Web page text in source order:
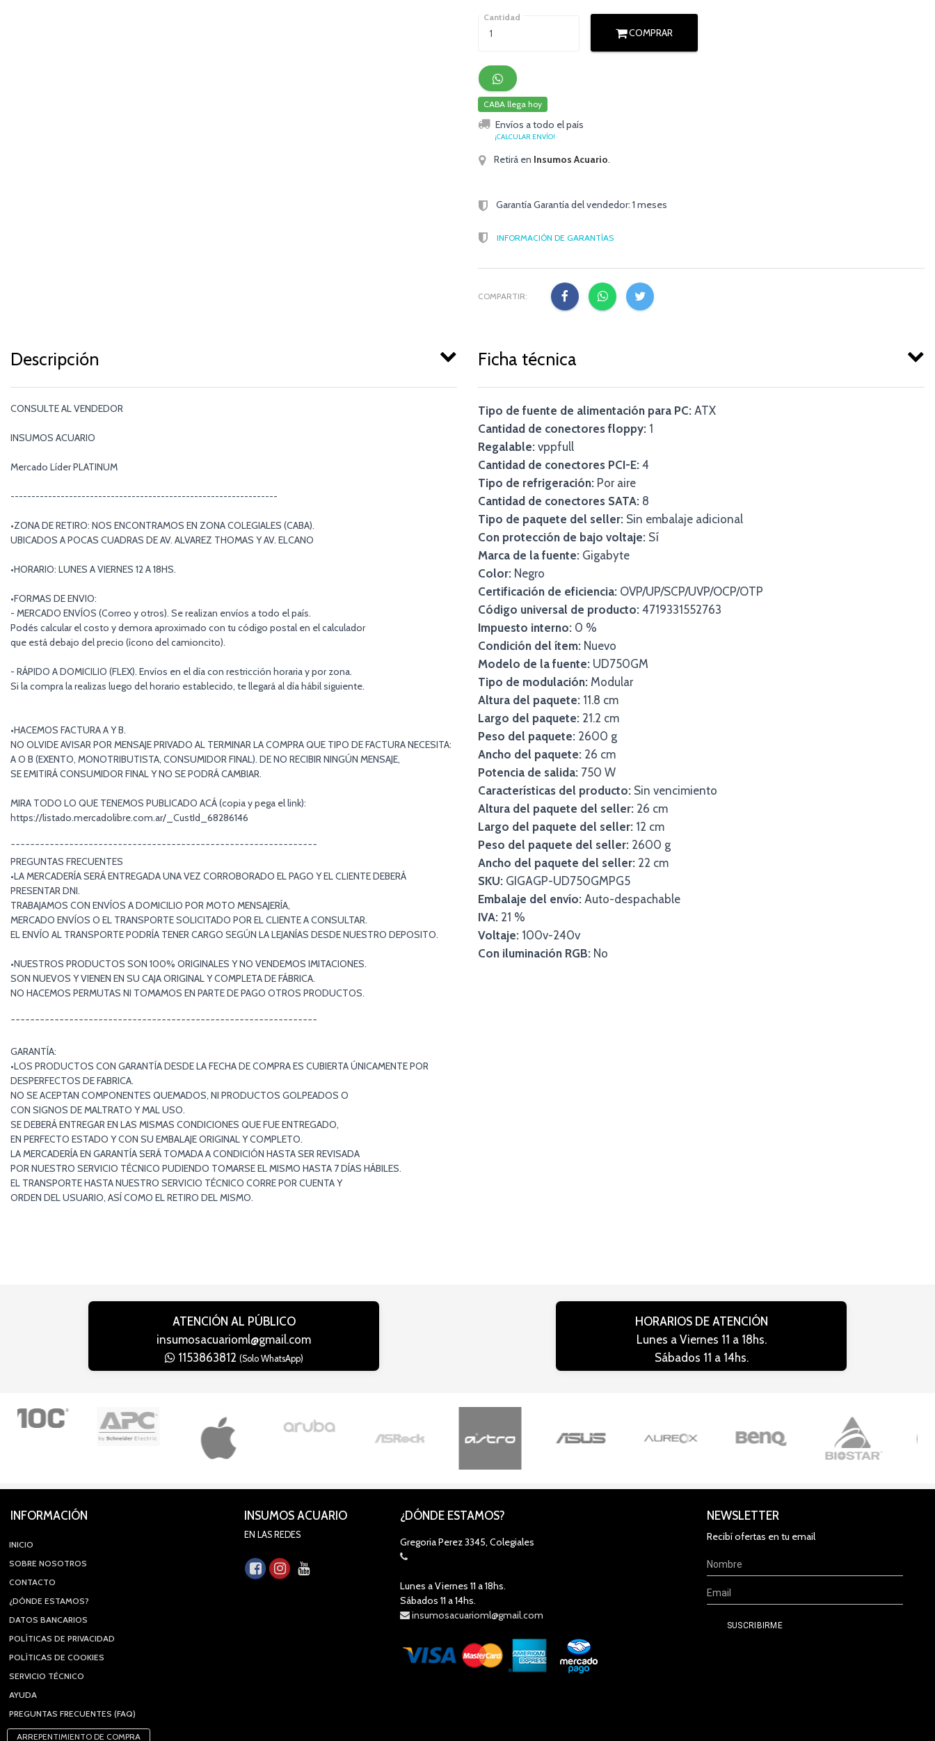
Cantidad
COMPRAR
CABA llega hoy
Envíos a todo el país
¡CALCULAR ENVÍO!
Retirá en Insumos Acuario.
Garantía Garantía del vendedor: 1 meses
INFORMACIÓN DE GARANTÍAS
COMPARTIR:
Descripción
CONSULTE AL VENDEDOR
INSUMOS ACUARIO
Mercado Líder PLATINUM
----------------------------------------------------------------
•ZONA DE RETIRO: NOS ENCONTRAMOS EN ZONA COLEGIALES (CABA).
UBICADOS A POCAS CUADRAS DE AV. ALVAREZ THOMAS Y AV. ELCANO
•HORARIO: LUNES A VIERNES 12 A 18HS.
•FORMAS DE ENVIO:
- MERCADO ENVÍOS (Correo y otros). Se realizan envíos a todo el país.
Podés calcular el costo y demora aproximado con tu código postal en el calculador
que está debajo del precio (ícono del camioncito).
- RÁPIDO A DOMICILIO (FLEX). Envíos en el día con restricción horaria y por zona.
Si la compra la realizas luego del horario establecido, te llegará al día hábil siguiente.
•HACEMOS FACTURA A Y B.
NO OLVIDE AVISAR POR MENSAJE PRIVADO AL TERMINAR LA COMPRA QUE TIPO DE FACTURA NECESITA:
A O B (EXENTO, MONOTRIBUTISTA, CONSUMIDOR FINAL). DE NO RECIBIR NINGÚN MENSAJE,
SE EMITIRÁ CONSUMIDOR FINAL Y NO SE PODRÁ CAMBIAR.
MIRA TODO LO QUE TENEMOS PUBLICADO ACÁ (copia y pega el link):
https://listado.mercadolibre.com.ar/_CustId_68286146
¯¯¯¯¯¯¯¯¯¯¯¯¯¯¯¯¯¯¯¯¯¯¯¯¯¯¯¯¯¯¯¯¯¯¯¯¯¯¯¯¯¯¯¯¯¯¯¯¯¯¯¯¯¯¯¯¯¯¯¯¯¯¯
PREGUNTAS FRECUENTES
•LA MERCADERÍA SERÁ ENTREGADA UNA VEZ CORROBORADO EL PAGO Y EL CLIENTE DEBERÁ
PRESENTAR DNI.
TRABAJAMOS CON ENVÍOS A DOMICILIO POR MOTO MENSAJERÍA,
MERCADO ENVÍOS O EL TRANSPORTE SOLICITADO POR EL CLIENTE A CONSULTAR.
EL ENVÍO AL TRANSPORTE PODRÍA TENER CARGO SEGÚN LA LEJANÍAS DESDE NUESTRO DEPOSITO.
•NUESTROS PRODUCTOS SON 100% ORIGINALES Y NO VENDEMOS IMITACIONES.
SON NUEVOS Y VIENEN EN SU CAJA ORIGINAL Y COMPLETA DE FÁBRICA.
NO HACEMOS PERMUTAS NI TOMAMOS EN PARTE DE PAGO OTROS PRODUCTOS.
¯¯¯¯¯¯¯¯¯¯¯¯¯¯¯¯¯¯¯¯¯¯¯¯¯¯¯¯¯¯¯¯¯¯¯¯¯¯¯¯¯¯¯¯¯¯¯¯¯¯¯¯¯¯¯¯¯¯¯¯¯¯¯
GARANTÍA:
•LOS PRODUCTOS CON GARANTÍA DESDE LA FECHA DE COMPRA ES CUBIERTA ÚNICAMENTE POR
DESPERFECTOS DE FABRICA.
NO SE ACEPTAN COMPONENTES QUEMADOS, NI PRODUCTOS GOLPEADOS O
CON SIGNOS DE MALTRATO Y MAL USO.
SE DEBERÁ ENTREGAR EN LAS MISMAS CONDICIONES QUE FUE ENTREGADO,
EN PERFECTO ESTADO Y CON SU EMBALAJE ORIGINAL Y COMPLETO.
LA MERCADERÍA EN GARANTÍA SERÁ TOMADA A CONDICIÓN HASTA SER REVISADA
POR NUESTRO SERVICIO TÉCNICO PUDIENDO TOMARSE EL MISMO HASTA 7 DÍAS HÁBILES.
EL TRANSPORTE HASTA NUESTRO SERVICIO TÉCNICO CORRE POR CUENTA Y
ORDEN DEL USUARIO, ASÍ COMO EL RETIRO DEL MISMO.
Ficha técnica
Tipo de fuente de alimentación para PC: ATX
Cantidad de conectores floppy: 1
Regalable: vppfull
Cantidad de conectores PCI-E: 4
Tipo de refrigeración: Por aire
Cantidad de conectores SATA: 8
Tipo de paquete del seller: Sin embalaje adicional
Con protección de bajo voltaje: Sí
Marca de la fuente: Gigabyte
Color: Negro
Certificación de eficiencia: OVP/UP/SCP/UVP/OCP/OTP
Código universal de producto: 4719331552763
Impuesto interno: 0 %
Condición del ítem: Nuevo
Modelo de la fuente: UD750GM
Tipo de modulación: Modular
Altura del paquete: 11.8 cm
Largo del paquete: 21.2 cm
Peso del paquete: 2600 g
Ancho del paquete: 26 cm
Potencia de salida: 750 W
Características del producto: Sin vencimiento
Altura del paquete del seller: 26 cm
Largo del paquete del seller: 12 cm
Peso del paquete del seller: 2600 g
Ancho del paquete del seller: 22 cm
SKU: GIGAGP-UD750GMPG5
Embalaje del envío: Auto-despachable
IVA: 21 %
Voltaje: 100v-240v
Con iluminación RGB: No
ATENCIÓN AL PÚBLICO
insumosacuarioml@gmail.com
1153863812 (Solo WhatsApp)
HORARIOS DE ATENCIÓN
Lunes a Viernes 11 a 18hs.
Sábados 11 a 14hs.
INFORMACIÓN
INICIO
SOBRE NOSOTROS
CONTACTO
¿DÓNDE ESTAMOS?
DATOS BANCARIOS
POLÍTICAS DE PRIVACIDAD
POLÍTICAS DE COOKIES
SERVICIO TÉCNICO
AYUDA
PREGUNTAS FRECUENTES (FAQ)
ARREPENTIMIENTO DE COMPRA
INSUMOS ACUARIO
EN LAS REDES
¿DÓNDE ESTAMOS?
Gregoria Perez 3345, Colegiales
Lunes a Viernes 11 a 18hs.
Sábados 11 a 14hs.
insumosacuarioml@gmail.com
NEWSLETTER
Recibí ofertas en tu email